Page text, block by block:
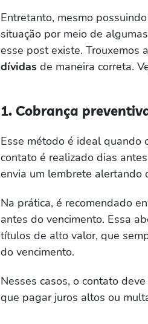
Entretanto, mesmo
situação por meio de
esse post existe. Trouxemos
dívidas de maneira correta.
1. Cobrança
Esse método é ideal quando
contato é realizado dias
envia um lembrete alertando
Na prática, é recomendado
antes do vencimento. Essa
títulos de alto valor, que
do vencimento.
Nesses casos, o contato
que pagar juros altos ou